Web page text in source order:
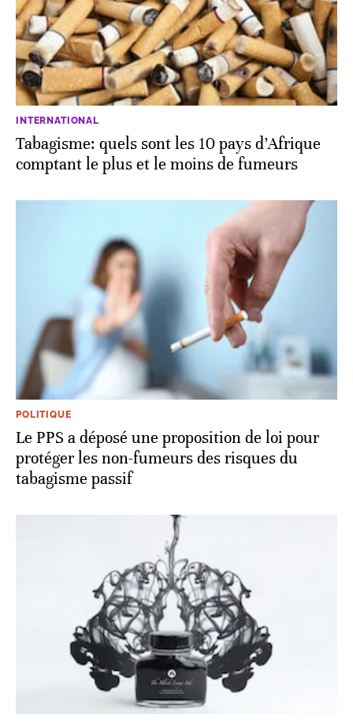
INTERNATIONAL
Tabagisme: quels sont les 10 pays d’Afrique
comptant le plus et le moins de fumeurs
POLITIQUE
Le PPS a déposé une proposition de loi pour
protéger les non-fumeurs des risques du
tabagisme passif